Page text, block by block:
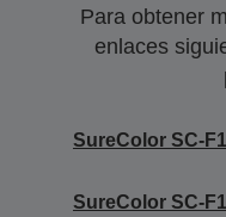
Para obtener
enlaces
SureColor SC-
SureColor SC-